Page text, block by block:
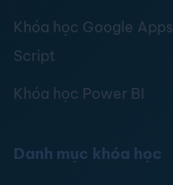
Khóa học Google Apps
Script
Khóa học Power BI
Danh mục khóa học